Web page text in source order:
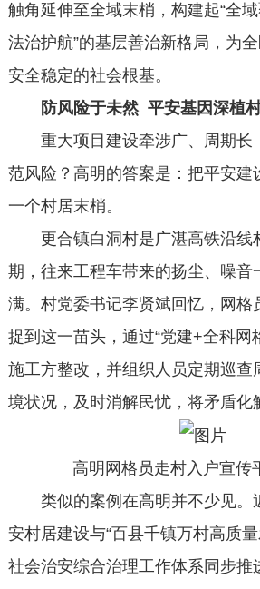
触角延伸至全域末梢，构建起“全域
法治护航”的基层善治新格局，为
安全稳定的社会根基。
防风险于未然 平安基因深植
重大项目建设牵涉广、周期长
范风险？高明的答案是：把平安建
一个村居末梢。
更合镇白洞村是广湛高铁沿线
期，往来工程车带来的扬尘、噪音
满。村党委书记李贤斌回忆，网格
捉到这一苗头，通过“党建+全科网
施工方整改，并组织人员定期巡查
境状况，及时消解民忧，将矛盾化
高明网格员走村入户宣传
类似的案例在高明并不少见。
安村居建设与“百县千镇万村高质
社会治安综合治理工作体系同步推